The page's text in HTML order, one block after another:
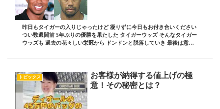
昨日もタイガーの入りじゃったけど 凝りずに今日もお付き合いください
つい数週間前 5年ぶりの優勝を果たした タイガーウッズ そんなタイガー
ウッズも 過去の花々しい栄冠から ドンドンと脱落していき 最後は意識
トピックス
お客様が納得する値上げの極
意！その秘密とは？